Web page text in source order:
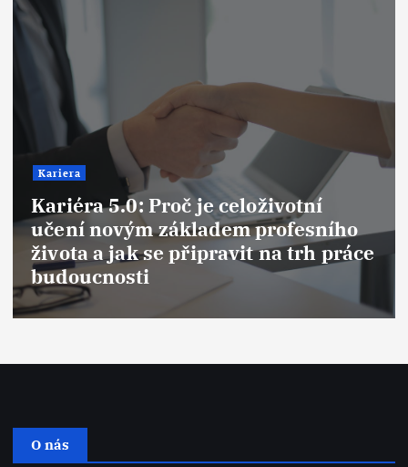
Kariera
Syndrom podvodníka (Imposter
Syndrome): Proč se cítíme jako
podvodníci i na vrcholu kariéry a
jak tuto past překonat
O nás